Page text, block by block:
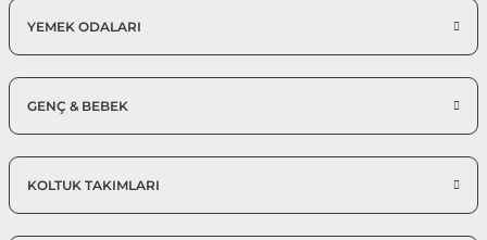
YEMEK ODALARI
GENÇ & BEBEK
KOLTUK TAKIMLARI